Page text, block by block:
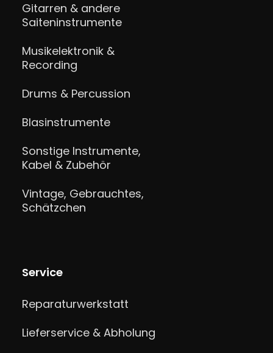
Gitarren & andere
Saiteninstrumente
Musikelektronik &
Recording
Drums & Percussion
Blasinstrumente
Sonstige Instrumente,
Kabel & Zubehör
Vintage, Gebrauchtes,
Schätzchen
Service
Reparaturwerkstatt
Lieferservice & Abholung